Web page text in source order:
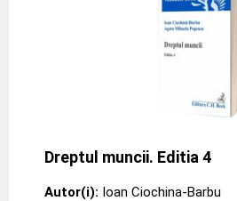
Dreptul muncii. Editia 4
Autor(i): Ioan Ciochina-Barbu